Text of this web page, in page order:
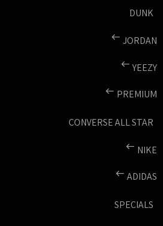
DUNK
JORDAN
YEEZY
PREMIUM
CONVERSE ALL STAR
NIKE
ADIDAS
SPECIALS